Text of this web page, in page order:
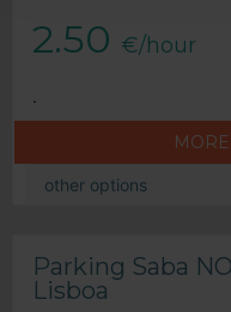
2.50 €/hour
.
other options
Parking Saba
Lisboa